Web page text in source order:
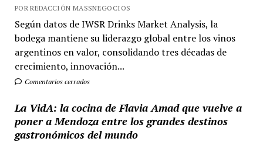
POR REDACCIÓN MASSNEGOCIOS
Según datos de IWSR Drinks Market Analysis, la
bodega mantiene su liderazgo global entre los vinos
argentinos en valor, consolidando tres décadas de
crecimiento, innovación...
Comentarios cerrados
La VidA: la cocina de Flavia Amad que vuelve a
poner a Mendoza entre los grandes destinos
gastronómicos del mundo